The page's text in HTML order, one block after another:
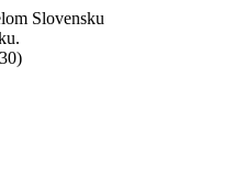
Slovensku